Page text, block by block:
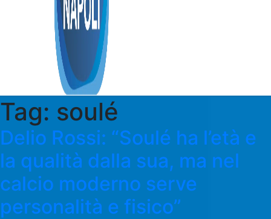
Tag: soulé
Delio Rossi: “Soulé ha l’età e
la qualità dalla sua, ma nel
calcio moderno serve
personalità e fisico”